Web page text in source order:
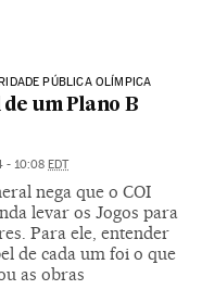
PÚBLICA OLÍMPICA
um Plano B
- 10:08 EDT
nega que o COI
levar os Jogos para
Para ele, entender
de cada um foi o que
as obras